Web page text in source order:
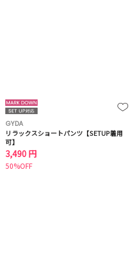
GYDA
リラックスショートパンツ【SETUP着用
可】
3,490 円
50%OFF